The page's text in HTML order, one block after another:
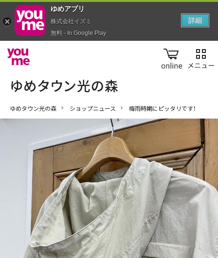
online
ゆめタウン光の森 ショップニュース 梅雨時期にピッタリです！
ゆめアプ‪リ‬
株式会社イズミ
無料 - In Google Play
詳細